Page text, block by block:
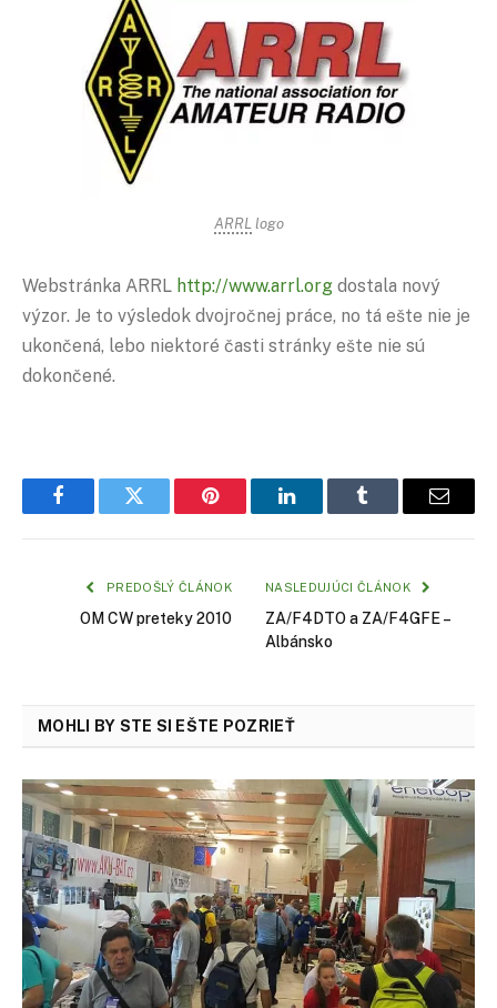
ARRL logo
Webstránka ARRL http://www.arrl.org dostala nový
výzor. Je to výsledok dvojročnej práce, no tá ešte nie je
ukončená, lebo niektoré časti stránky ešte nie sú
dokončené.
FacebookTwitter Pinterest LinkedInTumblr Email
PREDOŠLÝ ČLÁNOK
OM CW preteky 2010
NASLEDUJÚCI ČLÁNOK
ZA/F4DTO a ZA/F4GFE –
Albánsko
MOHLI BY STE SI EŠTE POZRIEŤ